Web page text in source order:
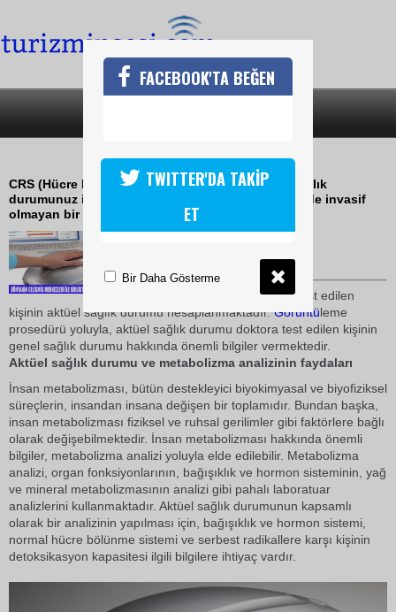
CRS ANALİZ SİTEMİ TÜRKİYE'DE
CRS (Hücre Düzenleme Görüntülemesi) kişisel sağlık
durumunuz için sistem CRS sistemi saniyeler içinde invasif
olmayan bir analiz sağlamaktadır.
Ölçüm sonuçları bazında, test edilen
kişinin aktüel sağlık durumu hesaplanmaktadır.Görüntüleme
prosedürü yoluyla, aktüel sağlık durumu doktora test edilen kişinin
genel sağlık durumu hakkında önemli bilgiler vermektedir.
Aktüel sağlık durumu ve metabolizma analizinin faydaları
İnsan metabolizması, bütün destekleyici biyokimyasal ve biyofiziksel
süreçlerin, insandan insana değişen bir toplamıdır. Bundan başka,
insan metabolizması fiziksel ve ruhsal gerilimler gibi faktörlere bağlı
olarak değişebilmektedir. İnsan metabolizması hakkında önemli
bilgiler, metabolizma analizi yoluyla elde edilebilir. Metabolizma
analizi, organ fonksiyonlarının, bağışıklık ve hormon sisteminin, yağ
ve mineral metabolizmasının analizi gibi pahalı laboratuar
analizlerini kullanmaktadır. Aktüel sağlık durumunun kapsamlı
olarak bir analizinin yapılması için, bağışıklık ve hormon sistemi,
normal hücre bölünme sistemi ve serbest radikallere karşı kişinin
detoksikasyon kapasitesi ilgili bilgilere ihtiyaç vardır.
FACEBOOK'TA BEĞEN
TWITTER'DA TAKİP
ET
Bir Daha Gösterme